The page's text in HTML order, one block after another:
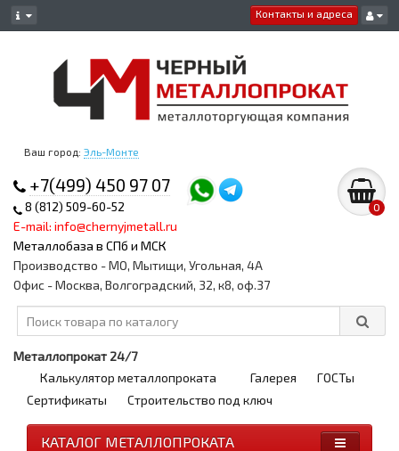
Контакты и адреса
Ваш город: Эль-Монте
+7(499) 450 97 07
8 (812) 509-60-52
E-mail: info@chernyjmetall.ru
Металлобаза в СПб и МСК
0
Производство - МО, Мытищи, Угольная, 4А
Офис - Москва, Волгоградский, 32, к8, оф.37
Металлопрокат 24/7
Калькулятор металлопроката
Галерея
ГОСТы
Сертификаты
Строительство под ключ
КАТАЛОГ МЕТАЛЛОПРОКАТА